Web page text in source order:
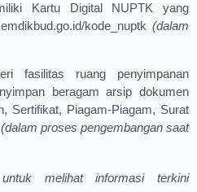
Kartu Digital NUPTK yang
kode_nuptk (dalam
fasilitas ruang penyimpanan
beragam arsip dokumen
Sertifikat, Piagam-Piagam, Surat
(dalam proses pengembangan saat
melihat informasi terkini